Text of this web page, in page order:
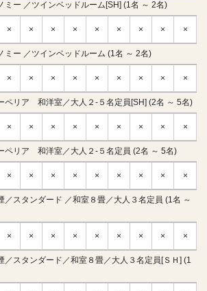
ー ／ツインベッドルーム[SH] (1名 ～ 2名)
× × × × × × × × ×
ー ／ツインベッドルーム (1名 ～ 2名)
× × × × × × × × ×
リア 和洋室／大人２-５名定員[SH] (2名 ～ 5名)
× × × × × × × × ×
リア 和洋室／大人２-５名定員 (2名 ～ 5名)
× × × × × × × × ×
スタンダード ／和室８畳／大人３名定員 (1名 ～
× × × × × × × × ×
スタンダード／和室８畳／大人３名定員[ＳＨ] (1